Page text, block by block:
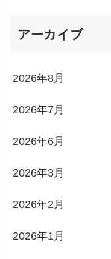
アーカイブ
2026年8月
2026年7月
2026年6月
2026年3月
2026年2月
2026年1月